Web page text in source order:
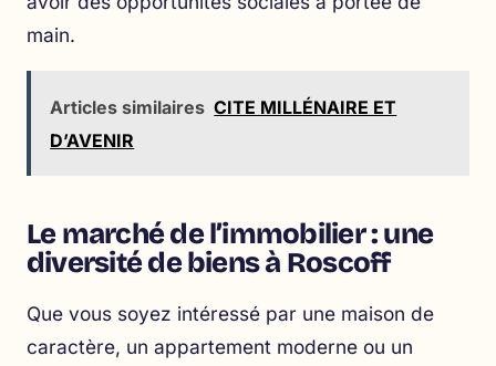
main.
Articles similaires CITE MILLÉNAIRE ET
D’AVENIR
Le marché de l’immobilier : une
diversité de biens à Roscoff
Que vous soyez intéressé par une maison de
caractère, un appartement moderne ou un